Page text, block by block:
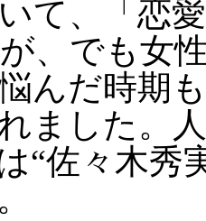
て、「恋
、でも女
んだ時期
ました。
“佐々木秀